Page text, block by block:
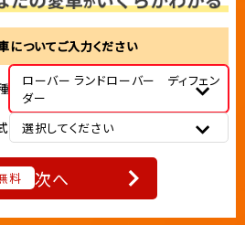
についてご入力ください
ローバー ランドローバー ディフェン
ダー
選択してください
料 次へ